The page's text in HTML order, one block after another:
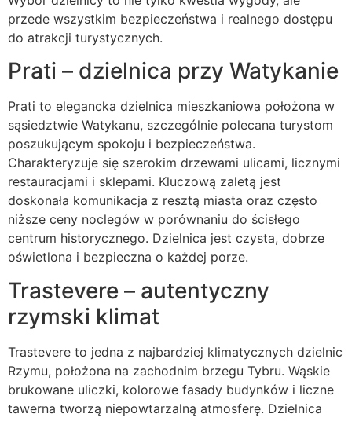
przede wszystkim bezpieczeństwa i realnego dostępu
do atrakcji turystycznych.
Prati – dzielnica przy Watykanie
Prati to elegancka dzielnica mieszkaniowa położona w
sąsiedztwie Watykanu, szczególnie polecana turystom
poszukującym spokoju i bezpieczeństwa.
Charakteryzuje się szerokim drzewami ulicami, licznymi
restauracjami i sklepami. Kluczową zaletą jest
doskonała komunikacja z resztą miasta oraz często
niższe ceny noclegów w porównaniu do ścisłego
centrum historycznego. Dzielnica jest czysta, dobrze
oświetlona i bezpieczna o każdej porze.
Trastevere – autentyczny
rzymski klimat
Trastevere to jedna z najbardziej klimatycznych dzielnic
Rzymu, położona na zachodnim brzegu Tybru. Wąskie
brukowane uliczki, kolorowe fasady budynków i liczne
tawerna tworzą niepowtarzalną atmosferę. Dzielnica